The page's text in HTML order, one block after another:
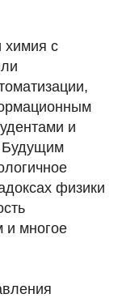
химия с
и
Будущим
физики
и многое